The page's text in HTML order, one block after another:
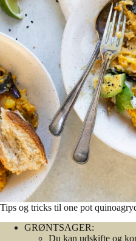
Tips og tricks til one pot
GRØNTSAGER:
Du kan udskifte og